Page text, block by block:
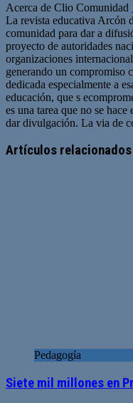
Acerca de Clio Comunidad
La revista educativa Arcón
comunidad para dar a
proyecto de autoridades
organizaciones
generando un compromiso
dedicada especialmente a
educación, que s
es una tarea que no se
dar divulgación. La via de
web
Artículos relacionados
Pedagogía
Siete mil millones en